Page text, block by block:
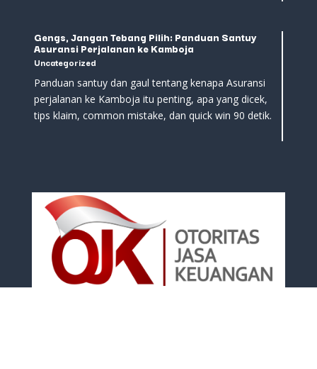
Gengs, Jangan Tebang Pilih: Panduan Santuy
Asuransi Perjalanan ke Kamboja
Uncategorized
Panduan santuy dan gaul tentang kenapa Asuransi
perjalanan ke Kamboja itu penting, apa yang dicek,
tips klaim, common mistake, dan quick win 90 detik.